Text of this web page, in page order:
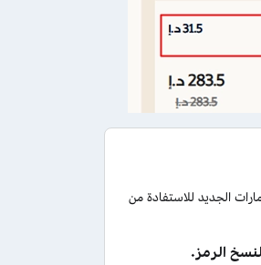
الجديد للاستفادة من
الرمز.